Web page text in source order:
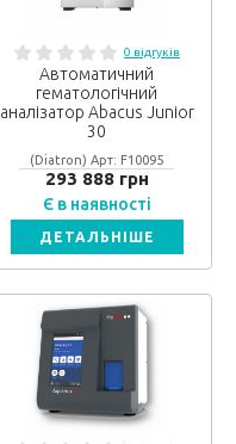
0 відгуків
Автоматичний
гематологічний
аналізатор Abacus Junior
30
(Diatron) Арт: F10095
293 888 грн
Є в наявності
ДЕТАЛЬНІШЕ